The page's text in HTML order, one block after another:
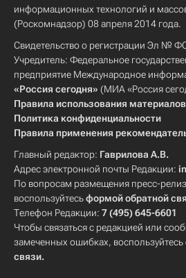
информационных технологий и
(Роскомнадзор) 08 апреля 2014 года.
Свидетельство о регистрации Эл №
Учредитель: Федеральное
предприятие Международное
«Россия сегодня» (МИА «Россия
Правила использования материалов
Политика конфиденциальности
Правила применения
Главный редактор: Гаврилова А.В.
Адрес электронной почты Редакции:
По вопросам размещения пресс-
воспользуйтесьформой обратной
Телефон Редакции: 7 (495) 645-6601
Чтобы связаться с редакцией или
замеченных ошибках, воспользуйтесь
связи.